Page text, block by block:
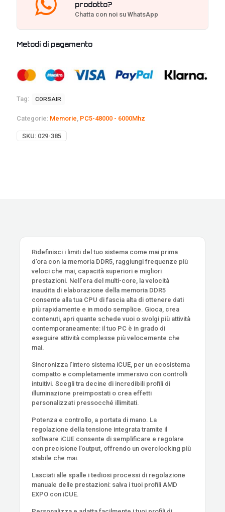
prodotto?
Chatta con noi su WhatsApp
Metodi di pagamento
Tag: CORSAIR
Categorie: Memorie PC5-48000 - 6000Mhz
SKU: 029-385
Ridefinisci i limiti del tuo sistema come mai prima
d’ora con la memoria DDR5, raggiungi frequenze più
veloci che mai, capacità superiori e migliori
prestazioni. Nell’era del multi-core, la velocità
inaudita di elaborazione della memoria DDR5
consente alla tua CPU di fascia alta di ottenere dati
più rapidamente e in modo semplice. Gioca, crea
contenuti, apri quante schede vuoi o svolgi più attività
contemporaneamente: il tuo PC è in grado di
eseguire attività complesse più velocemente che
mai.
Sincronizza l’intero sistema iCUE, per un ecosistema
compatto e completamente immersivo con controlli
intuitivi. Scegli tra decine di incredibili profili di
illuminazione preimpostati o crea effetti
personalizzati pressocché illimitati.
Potenza e controllo, a portata di mano. La
regolazione della tensione integrata tramite il
software iCUE consente di semplificare e regolare
con precisione l’output, offrendo un overclocking più
stabile che mai.
Lasciati alle spalle i tediosi processi di regolazione
manuale delle prestazioni: salva i tuoi profili AMD
EXPO con iCUE.